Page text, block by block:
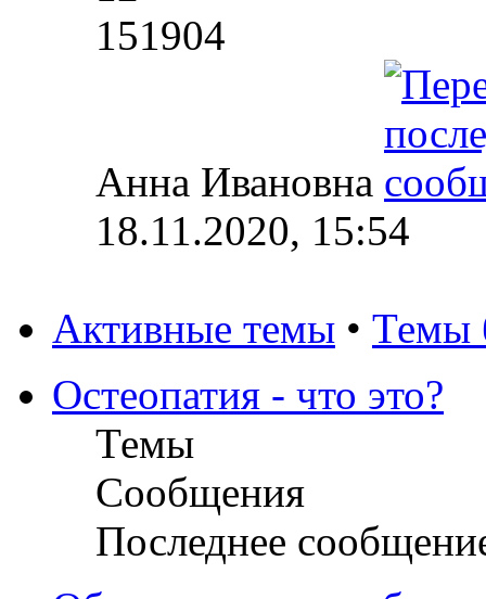
151904
Анна Ивановна
18.11.2020, 15:54
Активные темы • Темы
Остеопатия - что это?
Темы
Сообщения
Последнее